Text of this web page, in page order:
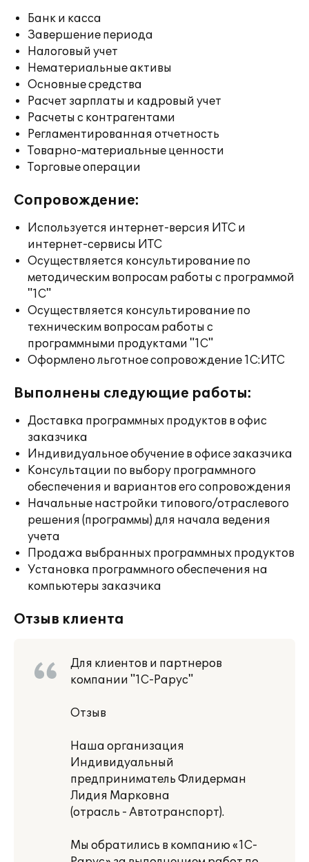
Банк и касса
Завершение периода
Налоговый учет
Нематериальные активы
Основные средства
Расчет зарплаты и кадровый учет
Расчеты с контрагентами
Регламентированная отчетность
Товарно-материальные ценности
Торговые операции
Сопровождение:
Используется интернет-версия ИТС и
интернет-сервисы ИТС
Осуществляется консультирование по
методическим вопросам работы с программой
"1С"
Осуществляется консультирование по
техническим вопросам работы с
программными продуктами "1С"
Оформлено льготное сопровождение 1С:ИТС
Выполнены следующие работы:
Доставка программных продуктов в офис
заказчика
Индивидуальное обучение в офисе заказчика
Консультации по выбору программного
обеспечения и вариантов его сопровождения
Начальные настройки типового/отраслевого
решения (программы) для начала ведения
учета
Продажа выбранных программных продуктов
Установка программного обеспечения на
компьютеры заказчика
Отзыв клиента
Для клиентов и партнеров
компании "1С-Рарус"
Отзыв
Наша организация
Индивидуальный
предприниматель Флидерман
Лидия Марковна
(отрасль - Автотранспорт).
Мы обратились в компанию «1С-